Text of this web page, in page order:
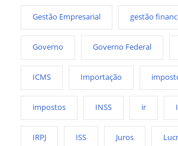
Gestão Empresarial gestão
Governo Governo Federal
ICMS Importação
impostos INSS ir
IRPJ ISS Juros